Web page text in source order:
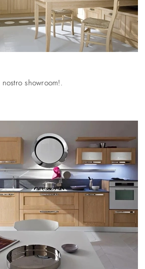
showroom!.